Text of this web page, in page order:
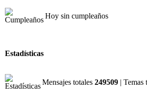
Hoy sin cumpleaños
Estadísticas
Mensajes totales 249509 | Temas